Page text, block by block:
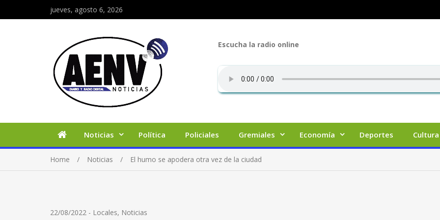
jueves, agosto 6, 2026
Escucha la radio online
Noticias Política Policiales Gremiales Economía Deportes Cultura
Home Noticias El humo se apodera otra vez de la ciudad
22/08/2022 - Locales, Noticias